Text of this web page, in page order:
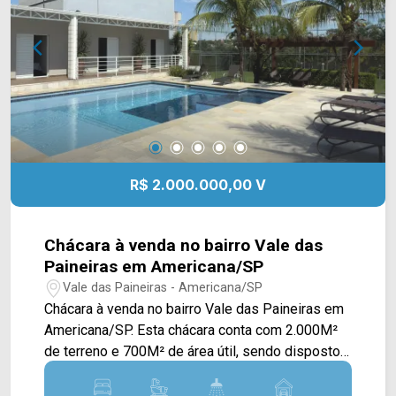
Feola e Av. Antônio Centurione Boer. Esta região
conta com escola Curumim, restaurantes e
praças. Entre em contato com a equipe da Arbix
Imóveis e agende a sua visita!! WhatsApp e
Telefone: (19) 3475-4546 ARBIX IMÓVEIS -
Presente em cada mudança!
R$ 2.000.000,00 V
Chácara à venda no bairro Vale das
Paineiras em Americana/SP
Vale das Paineiras - Americana/SP
Chácara à venda no bairro Vale das Paineiras em
Americana/SP. Esta chácara conta com 2.000M²
de terreno e 700M² de área útil, sendo dispostos
em casa principal e área de lazer. Na casa